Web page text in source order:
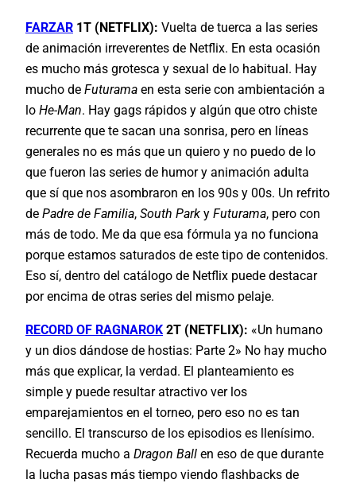
FARZAR 1T (NETFLIX): Vuelta de tuerca a las series
de animación irreverentes de Netflix. En esta ocasión
es mucho más grotesca y sexual de lo habitual. Hay
mucho de Futurama en esta serie con ambientación a
lo He-Man. Hay gags rápidos y algún que otro chiste
recurrente que te sacan una sonrisa, pero en líneas
generales no es más que un quiero y no puedo de lo
que fueron las series de humor y animación adulta
que sí que nos asombraron en los 90s y 00s. Un refrito
de Padre de Familia, South Park y Futurama, pero con
más de todo. Me da que esa fórmula ya no funciona
porque estamos saturados de este tipo de contenidos.
Eso sí, dentro del catálogo de Netflix puede destacar
por encima de otras series del mismo pelaje.
RECORD OF RAGNAROK 2T (NETFLIX): «Un humano
y un dios dándose de hostias: Parte 2» No hay mucho
más que explicar, la verdad. El planteamiento es
simple y puede resultar atractivo ver los
emparejamientos en el torneo, pero eso no es tan
sencillo. El transcurso de los episodios es llenísimo.
Recuerda mucho a Dragon Ball en eso de que durante
la lucha pasas más tiempo viendo flashbacks de